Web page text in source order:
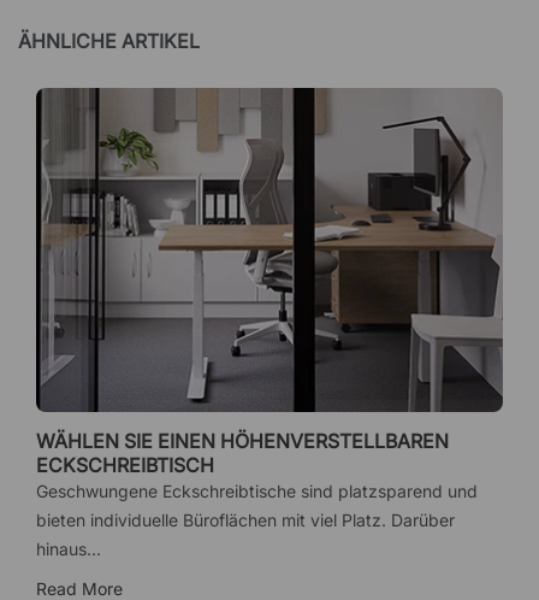
ÄHNLICHE ARTIKEL
WÄHLEN SIE EINEN HÖHENVERSTELLBAREN
ECKSCHREIBTISCH
Geschwungene Eckschreibtische sind platzsparend und
bieten individuelle Büroflächen mit viel Platz. Darüber
hinaus...
Read More